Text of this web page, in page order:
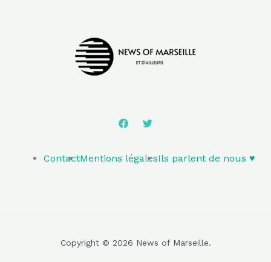
ContactMentions légalesIls parlent de nous ♥️
Copyright © 2026 News of Marseille.